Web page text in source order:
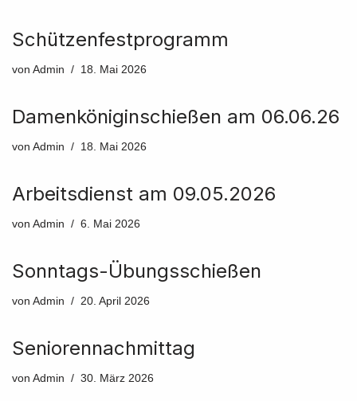
Schützenfestprogramm
von Admin 18. Mai 2026
Damenköniginschießen am 06.06.26
von Admin 18. Mai 2026
Arbeitsdienst am 09.05.2026
von Admin 6. Mai 2026
Sonntags-Übungsschießen
von Admin 20. April 2026
Seniorennachmittag
von Admin 30. März 2026